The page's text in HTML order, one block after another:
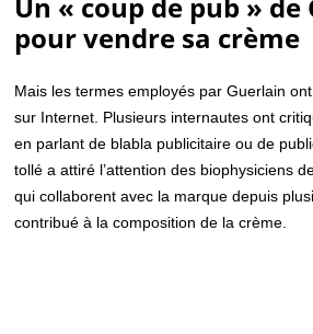
pour vendre sa crème
Mais les termes employés par Guerlain
sur Internet. Plusieurs internautes ont
en parlant de blabla publicitaire ou de
tollé a attiré l’attention des biophysiciens
qui collaborent avec la marque depuis
contribué à la composition de la crème.